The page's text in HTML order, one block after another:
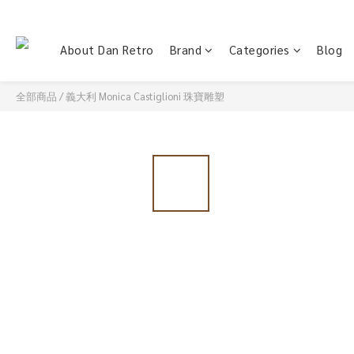
About Dan Retro Brand Categories Blog
全部商品 /義大利 Monica Castiglioni 珠寶雕塑